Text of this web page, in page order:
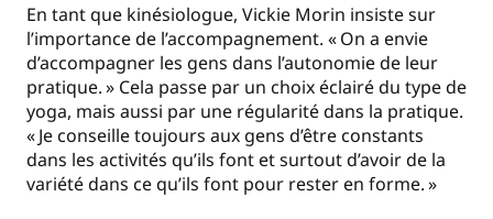
En tant que kinésiologue, Vickie Morin insiste sur
l’importance de l’accompagnement. «On a envie
d’accompagner les gens dans l’autonomie de leur
pratique.» Cela passe par un choix éclairé du type de
yoga, mais aussi par une régularité dans la pratique.
«Je conseille toujours aux gens d’être constants
dans les activités qu’ils font et surtout d’avoir de la
variété dans ce qu’ils font pour rester en forme.»